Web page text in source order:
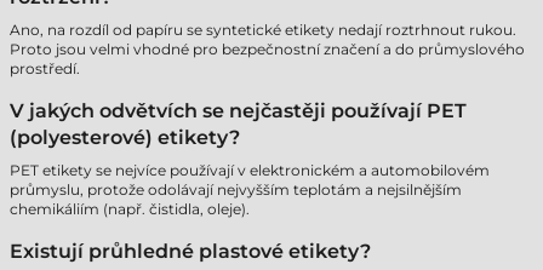
Ano, na rozdíl od papíru se syntetické etikety nedají roztrhnout rukou.
Proto jsou velmi vhodné pro bezpečnostní značení a do průmyslového
prostředí.
V jakých odvětvích se nejčastěji používají PET
(polyesterové) etikety?
PET etikety se nejvíce používají v elektronickém a automobilovém
průmyslu, protože odolávají nejvyšším teplotám a nejsilnějším
chemikáliím (např. čistidla, oleje).
Existují průhledné plastové etikety?